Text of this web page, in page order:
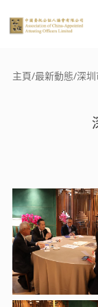
主頁/最新動態/深